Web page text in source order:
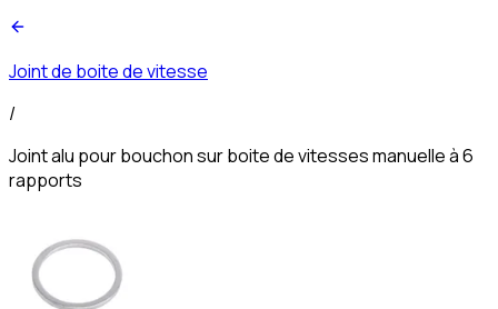
Joint de boite de vitesse
/
Joint alu pour bouchon sur boite de vitesses manuelle à 6
rapports